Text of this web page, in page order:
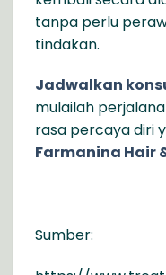
tanpa perlu
tindakan.
Jadwalkan
mulailah
rasa percaya diri
Farmanina Hair
Sumber: